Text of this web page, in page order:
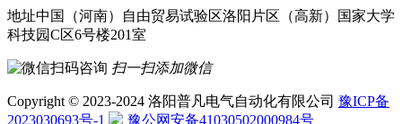
地址中国（河南）自由贸易试验区洛阳片区（高新）国家大学
科技园C区6号楼201室
扫一扫添加微信
Copyright © 2023-2024 洛阳普凡电气自动化有限公司 豫ICP备
2023030693号-1
豫公网安备41030502000984号